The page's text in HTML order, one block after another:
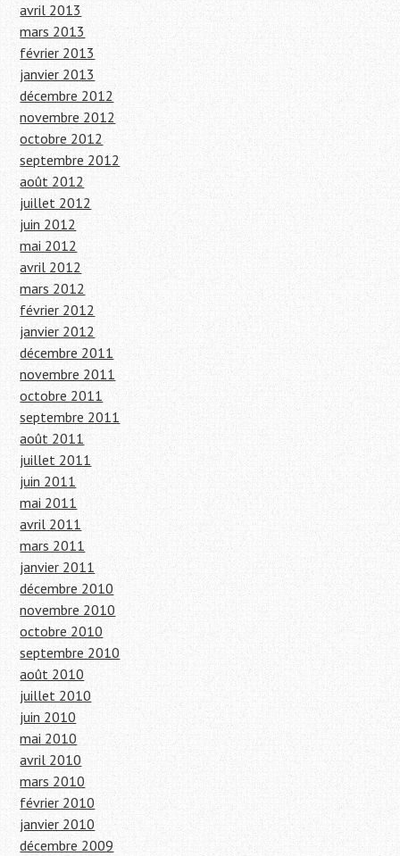
avril 2013
mars 2013
février 2013
janvier 2013
décembre 2012
novembre 2012
octobre 2012
septembre 2012
août 2012
juillet 2012
juin 2012
mai 2012
avril 2012
mars 2012
février 2012
janvier 2012
décembre 2011
novembre 2011
octobre 2011
septembre 2011
août 2011
juillet 2011
juin 2011
mai 2011
avril 2011
mars 2011
janvier 2011
décembre 2010
novembre 2010
octobre 2010
septembre 2010
août 2010
juillet 2010
juin 2010
mai 2010
avril 2010
mars 2010
février 2010
janvier 2010
décembre 2009